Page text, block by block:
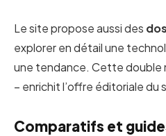
Le site propose aussi des
explorer en détail une
une tendance. Cette double
– enrichit l’offre éditoriale du
Comparatifs et